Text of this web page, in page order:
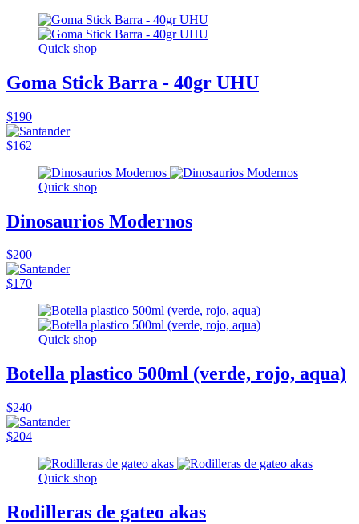
Quick shop
Goma Stick Barra - 40gr UHU
$190
$162
Quick shop
Dinosaurios Modernos
$200
$170
Quick shop
Botella plastico 500ml (verde, rojo, aqua)
$240
$204
Quick shop
Rodilleras de gateo akas